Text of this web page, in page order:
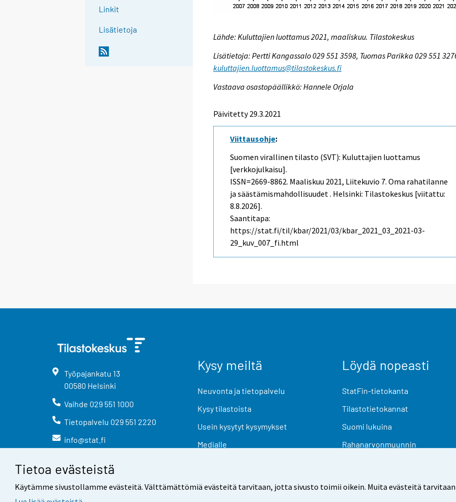
Tietoa evästeistä
Käytämme sivustollamme evästeitä. Välttämättömiä evästeitä tarvitaan, jotta sivusto toimii oikein. Muita evästeitä
Linkit
Lisätietoja
Lähde: Kuluttajien luottamus 2021, maaliskuu. Tilastokeskus
Lisätietoja: Pertti Kangassalo 029 551 3598, Tuomas Parikka 029 551
kuluttajien.luottamus@tilastokeskus.fi
Vastaava osastopäällikkö: Hannele Orjala
Päivitetty 29.3.2021
Viittausohje:
Suomen virallinen tilasto (SVT): Kuluttajien luottamus
[verkkojulkaisu].
ISSN=2669-8862. Maaliskuu 2021, Liitekuvio 7. Oma rahatilanne
ja säästämismahdollisuudet . Helsinki: Tilastokeskus [viitattu:
8.8.2026].
Saantitapa:
https://stat.fi/til/kbar/2021/03/kbar_2021_03_2021-03-
29_kuv_007_fi.html
Työpajankatu 13
00580 Helsinki
Vaihde 029 551 1000
Tietopalvelu 029 551 2220
info@stat.fi
Kysy meiltä
Neuvonta ja tietopalvelu
Kysy tilastoista
Usein kysytyt kysymykset
Medialle
Löydä nopeasti
StatFin-tietokanta
Tilastotietokannat
Suomi lukuina
Rahanarvonmuunnin